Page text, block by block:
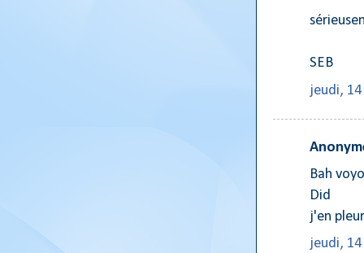
SEB
jeudi,
Bah
Did
j'en
jeudi,